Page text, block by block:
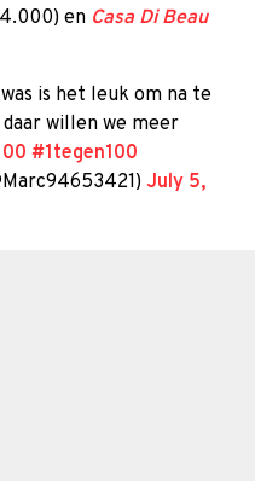
en Casa Di Beau
is het leuk om na te
daar willen we meer
#1tegen100
July 5,